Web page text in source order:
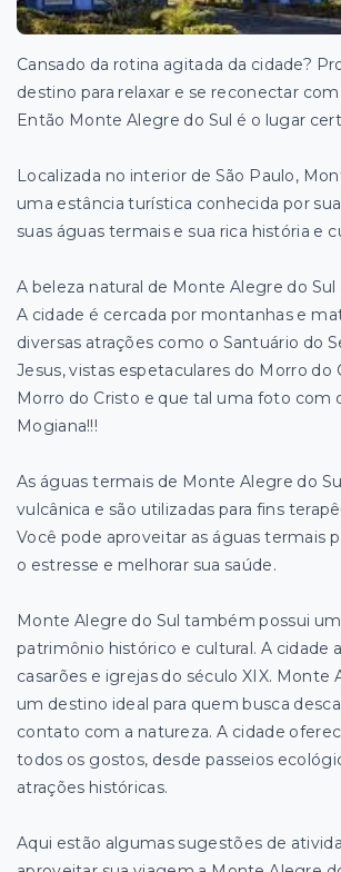
Cansado da rotina agitada da cidade?
destino para relaxar e se reconectar
Então Monte Alegre do Sul é o lugar
Localizada no interior de São Paulo,
uma estância turística conhecida por
suas águas termais e sua rica história e
A beleza natural de Monte Alegre do
A cidade é cercada por montanhas e
diversas atrações como o Santuário do
Jesus, vistas espetaculares do Morro do
Morro do Cristo e que tal uma foto com
Mogiana!!!
As águas termais de Monte Alegre do
vulcânica e são utilizadas para fins
Você pode aproveitar as águas termais
o estresse e melhorar sua saúde.
Monte Alegre do Sul também possui
patrimônio histórico e cultural. A cidade
casarões e igrejas do século XIX. Monte
um destino ideal para quem busca
contato com a natureza. A cidade
todos os gostos, desde passeios
atrações históricas.
Aqui estão algumas sugestões de